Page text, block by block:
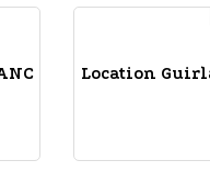
Location